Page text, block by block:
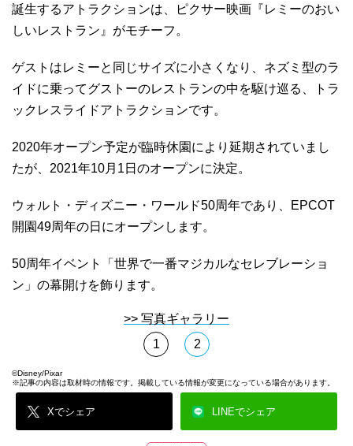
誕生するアトラクションは、ピクサー映画『レミーのおい
しいレストラン』がモチーフ。
ゲストはレミーと同じサイズに小さくなり、ネズミ型のラ
イドに乗ってグストーのレストランの中を駆け巡る、トラ
ックレスライドアトラクションです。
2020年オープン予定が臨時休園により延期されていまし
たが、2021年10月1日のオープンに決定。
ウォルト・ディズニー・ワールド50周年であり、EPCOT
開園49周年の日にオープンします。
50周年イベント「世界で一番マジカルなセレブレーショ
ン」の幕開けを飾ります。
>> 写真ギャラリー
1
2
©Disney/Pixar
※記事の内容は取材時の情報です。掲載している情報が変更になっている場合があります。
Xでシェア LINEでシェア